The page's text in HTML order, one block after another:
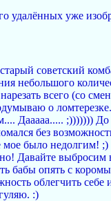
удалённых уже
советский
небольшого
всего (со
о
Дааааа..... ;))))))) До
без
мое было недолгим! ;)
Давайте
бабы опять с
облегчить
:)